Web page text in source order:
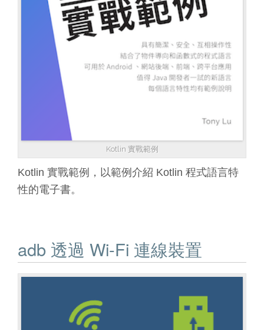
Kotlin 實戰範例
Kotlin 實戰範例，以範例介紹 Kotlin 程式語言特
性的電子書。
adb 透過 Wi-Fi 連線裝置